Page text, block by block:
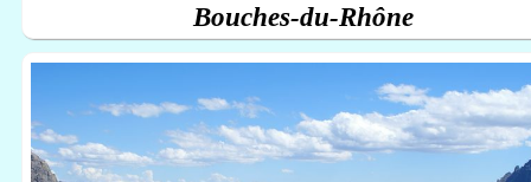
Bouches-du-Rhône